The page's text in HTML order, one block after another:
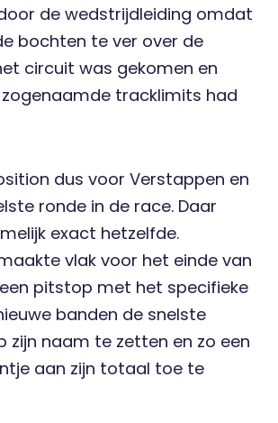
de wedstrijdleiding omdat
bochten te ver over de
circuit was gekomen en
tracklimits had
dus voor Verstappen en
ronde in de race. Daar
exact hetzelfde.
vlak voor het einde van
pitstop met het specifieke
banden de snelste
zijn naam te zetten en zo een
aan zijn totaal toe te